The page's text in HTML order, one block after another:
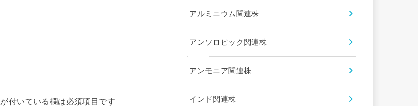
が付いている欄は必須項目です
アルミニウム関連株
アンソロピック関連株
アンモニア関連株
インド関連株